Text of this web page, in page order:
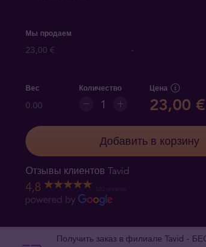
Мы продаем
23,00 € -
Вес
0.00
Количество Цена
23,00 €
Добавить в корзину
Отзывы клиентов Tavid
4,8
Получить заказ в филиале Tavid -